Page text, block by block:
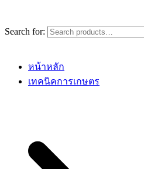
Search for:
หน้าหลัก
เทคนิคการเกษตร